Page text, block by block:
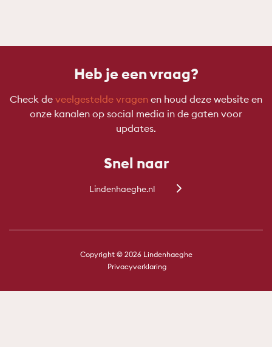
Heb je een vraag?
Check de veelgestelde vragen en houd deze website en
onze kanalen op social media in de gaten voor
updates.
Snel naar
Lindenhaeghe.nl
Copyright © 2026 Lindenhaeghe
Privacyverklaring